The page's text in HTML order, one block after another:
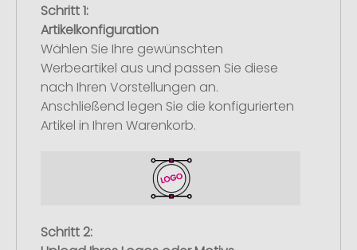
Schritt 1:
Artikelkonfiguration
Wählen Sie Ihre gewünschten
Werbeartikel aus und passen Sie diese
nach Ihren Vorstellungen an.
Anschließend legen Sie die konfigurierten
Artikel in Ihren Warenkorb.
Schritt 2: